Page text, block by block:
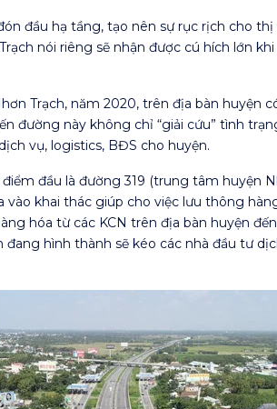
đầu hạ tầng, tạo nên sự rục rịch cho
nói riêng sẽ nhận được cú hích lớn
Trạch, năm 2020, trên địa bàn
đường này không chỉ “giải cứu” tình
vụ, logistics, BĐS cho huyện.
đầu là đường 319 (trung tâm huyện
khai thác giúp cho việc lưu thông
hóa từ các KCN trên địa bàn huyện
hình thành sẽ kéo các nhà đầu tư